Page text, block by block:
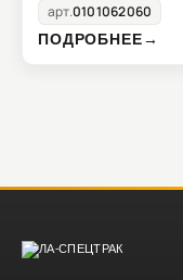
арт.0101062060
ПОДРОБНЕЕ→